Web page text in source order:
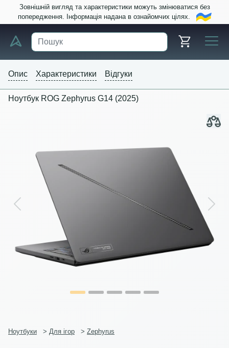
Зовнішній вигляд та характеристики можуть змінюватися без
попередження. Інформація надана в ознайомчих цілях.
Опис Характеристики Відгуки
Ноутбук ROG Zephyrus G14 (2025)
Previous Next
Ноутбуки > Для ігор > Zephyrus